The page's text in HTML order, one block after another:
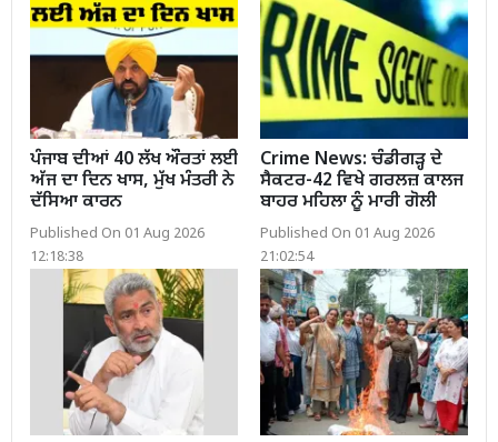
ਪੰਜਾਬ ਦੀਆਂ 40 ਲੱਖ ਔਰਤਾਂ ਲਈ
ਅੱਜ ਦਾ ਦਿਨ ਖਾਸ, ਮੁੱਖ ਮੰਤਰੀ ਨੇ
ਦੱਸਿਆ ਕਾਰਨ
Published On 01 Aug 2026
12:18:38
Crime News: ਚੰਡੀਗੜ੍ਹ ਦੇ
ਸੈਕਟਰ-42 ਵਿਖੇ ਗਰਲਜ਼ ਕਾਲਜ
ਬਾਹਰ ਮਹਿਲਾ ਨੂੰ ਮਾਰੀ ਗੋਲੀ
Published On 01 Aug 2026
21:02:54